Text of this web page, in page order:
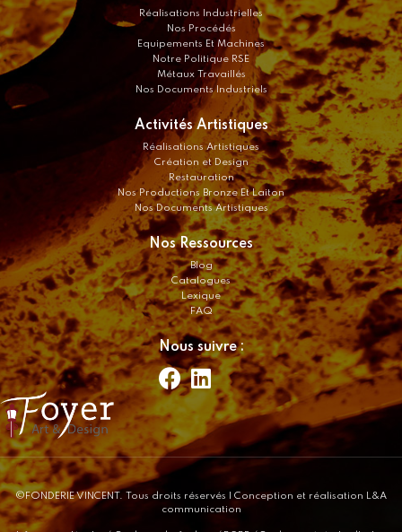
Réalisations Industrielles
Nos Procédés
Equipements Et Machines
Notre Politique RSE
Métaux Travaillés
Nos Documents Industriels
Activités Artistiques
Réalisations Artistiques
Création et Design
Restauration
Nos Productions Bronze Et Laiton
Nos Documents Artistiques
Nos Ressources
Blog
Catalogues
Lexique
FAQ
Nous suivre :
©FONDERIE VINCENT. Tous droits réservés | Conception et réalisation L&A
communication